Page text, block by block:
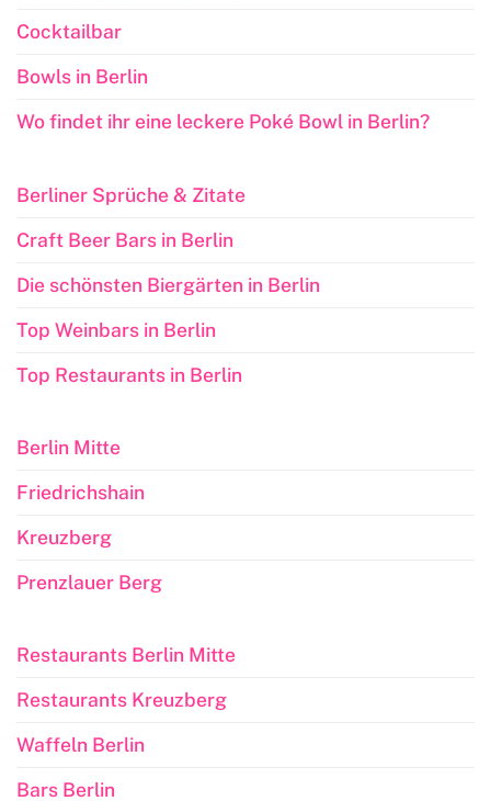
Cocktailbar
Bowls in Berlin
Wo findet ihr eine leckere Poké Bowl in Berlin?
Berliner Sprüche & Zitate
Craft Beer Bars in Berlin
Die schönsten Biergärten in Berlin
Top Weinbars in Berlin
Top Restaurants in Berlin
Berlin Mitte
Friedrichshain
Kreuzberg
Prenzlauer Berg
Restaurants Berlin Mitte
Restaurants Kreuzberg
Waffeln Berlin
Bars Berlin